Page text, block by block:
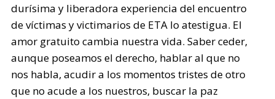
durísima y liberadora experiencia del encuentro
de víctimas y victimarios de ETA lo atestigua. El
amor gratuito cambia nuestra vida. Saber ceder,
aunque poseamos el derecho, hablar al que no
nos habla, acudir a los momentos tristes de otro
que no acude a los nuestros, buscar la paz